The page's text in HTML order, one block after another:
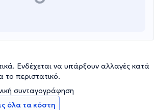
Ενδέχεται να υπάρξουν αλλαγές κατά
το περιστατικό.
συνταγογράφηση
όλα τα κόστη